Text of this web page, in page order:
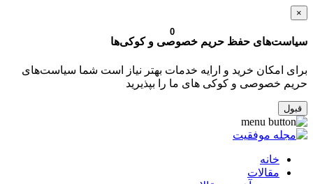
×
سیاست‌های حفظ حریم خصوصی و کوکی‌ها
برای امکان خرید و ارایه خدمات بهتر نیاز است شما سیاست‌های
حریم خصوصی و کوکی های ما را بپذیرید
قبول
خانه
مقالات
0